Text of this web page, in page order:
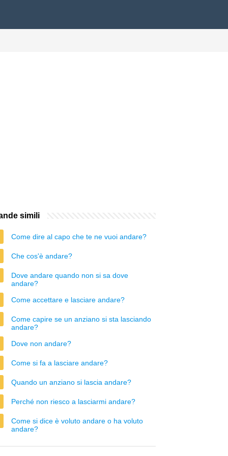
simili
Come dire al capo che te ne vuoi andare?
Che cos'è andare?
Dove andare quando non si sa dove
andare?
Come accettare e lasciare andare?
Come capire se un anziano si sta lasciando
andare?
Dove non andare?
Come si fa a lasciare andare?
Quando un anziano si lascia andare?
Perché non riesco a lasciarmi andare?
Come si dice è voluto andare o ha voluto
andare?